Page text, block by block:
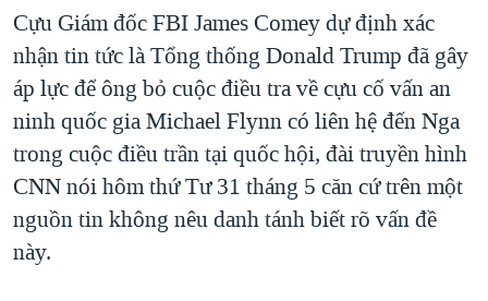
GIÁO DỤC
CHI PHÍ CHIẾN TRANH AFGHANISTAN
CÁC GIÁ TRỊ CỘNG HÒA Ở VIỆT NAM
THƯỢNG ĐỈNH TRUMP-KIM TẠI VIỆT NAM
TRỊNH VĨNH BÌNH VS. CHÍNH PHỦ VIỆT NAM
NGƯ DÂN VIỆT VÀ LÀN SÓNG TRỘM HẢI SÂM
BÊN KIA QUỐC LỘ: TIẾNG VỌNG TỪ NÔNG THÔN MỸ
QUAN HỆ VIỆT MỸ
Cựu Giám đốc FBI James Comey dự định xác
nhận tin tức là Tổng thống Donald Trump đã gây
áp lực để ông bỏ cuộc điều tra về cựu cố vấn an
ninh quốc gia Michael Flynn có liên hệ đến Nga
trong cuộc điều trần tại quốc hội, đài truyền hình
CNN nói hôm thứ Tư 31 tháng 5 căn cứ trên một
nguồn tin không nêu danh tánh biết rõ vấn đề
này.